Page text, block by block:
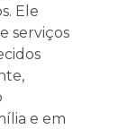
Ele
serviços
e em